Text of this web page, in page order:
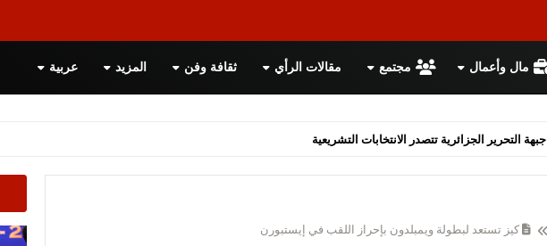
مال وأعمال مجتمع مقالات الرأي ثقافة وفن المزيد عربية
ستارمر يعلن استقالته من رئاسة الحكومة البريطانية
كيز تستعد لبطولة ويمبلدون بإحراز اللقب في إيستبورن